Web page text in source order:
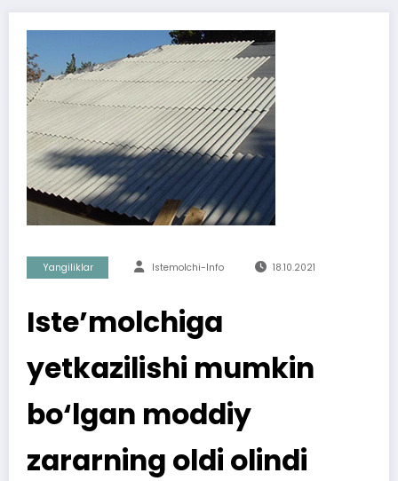
Yangiliklar Istemolchi-Info 18.10.2021
Iste’molchiga
yetkazilishi mumkin
bo‘lgan moddiy
zararning oldi olindi